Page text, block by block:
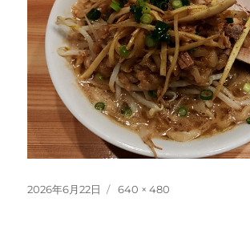
投
2026年6月22日
フ
640 × 480